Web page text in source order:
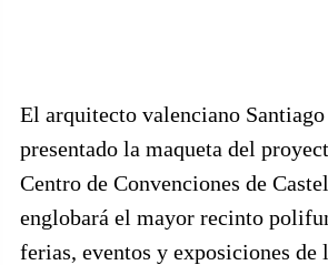
El arquitecto valenciano
presentado la maqueta del
Centro de Convenciones de
englobará el mayor recinto
ferias, eventos y exposiciones